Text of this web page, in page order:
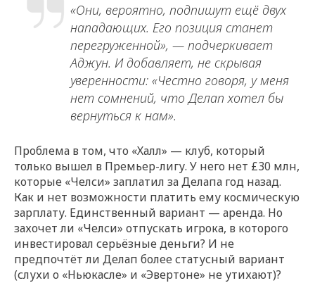
«Они, вероятно, подпишут ещё двух
нападающих. Его позиция станет
перегруженной», — подчеркивает
Аджун. И добавляет, не скрывая
уверенности: «Честно говоря, у меня
нет сомнений, что Делап хотел бы
вернуться к нам».
Проблема в том, что «Халл» — клуб, который
только вышел в Премьер-лигу. У него нет £30 млн,
которые «Челси» заплатил за Делапа год назад.
Как и нет возможности платить ему космическую
зарплату. Единственный вариант — аренда. Но
захочет ли «Челси» отпускать игрока, в которого
инвестировал серьёзные деньги? И не
предпочтёт ли Делап более статусный вариант
(слухи о «Ньюкасле» и «Эвертоне» не утихают)?